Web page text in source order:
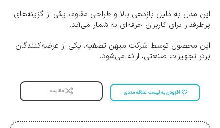
این مدل به دلیل بازدهی بالا و طراحی مقاوم، یکی از گزینه‌های
پرطرفدار برای کاربران حرفه‌ای به شمار می‌آید.
این محصول توسط شرکت میهن تصفیه، یکی از عرضه‌کنندگان
برتر تجهیزات صنعتی، ارائه می‌شود.
افزودن به لیست علاقه مندی مقایسه